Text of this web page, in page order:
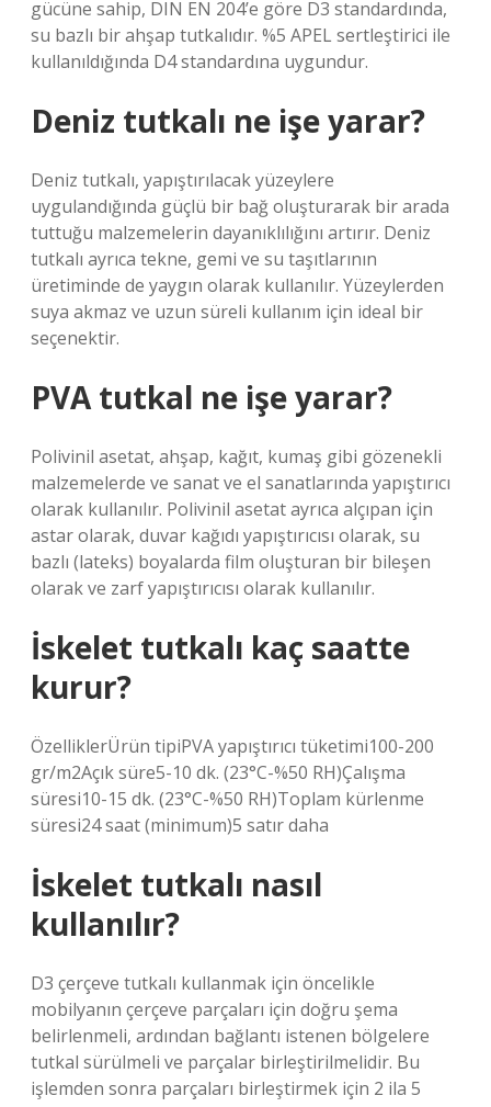
gücüne sahip, DIN EN 204’e göre D3 standardında,
su bazlı bir ahşap tutkalıdır. %5 APEL sertleştirici ile
kullanıldığında D4 standardına uygundur.
Deniz tutkalı ne işe yarar?
Deniz tutkalı, yapıştırılacak yüzeylere
uygulandığında güçlü bir bağ oluşturarak bir arada
tuttuğu malzemelerin dayanıklılığını artırır. Deniz
tutkalı ayrıca tekne, gemi ve su taşıtlarının
üretiminde de yaygın olarak kullanılır. Yüzeylerden
suya akmaz ve uzun süreli kullanım için ideal bir
seçenektir.
PVA tutkal ne işe yarar?
Polivinil asetat, ahşap, kağıt, kumaş gibi gözenekli
malzemelerde ve sanat ve el sanatlarında yapıştırıcı
olarak kullanılır. Polivinil asetat ayrıca alçıpan için
astar olarak, duvar kağıdı yapıştırıcısı olarak, su
bazlı (lateks) boyalarda film oluşturan bir bileşen
olarak ve zarf yapıştırıcısı olarak kullanılır.
İskelet tutkalı kaç saatte
kurur?
ÖzelliklerÜrün tipiPVA yapıştırıcı tüketimi100-200
gr/m2Açık süre5-10 dk. (23°C-%50 RH)Çalışma
süresi10-15 dk. (23°C-%50 RH)Toplam kürlenme
süresi24 saat (minimum)5 satır daha
İskelet tutkalı nasıl
kullanılır?
D3 çerçeve tutkalı kullanmak için öncelikle
mobilyanın çerçeve parçaları için doğru şema
belirlenmeli, ardından bağlantı istenen bölgelere
tutkal sürülmeli ve parçalar birleştirilmelidir. Bu
işlemden sonra parçaları birleştirmek için 2 ila 5